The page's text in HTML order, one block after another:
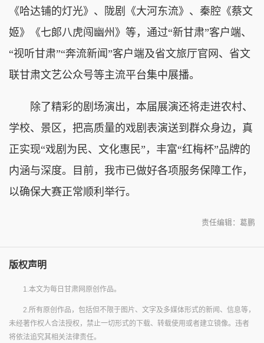
《哈达铺的灯光》、陇剧《大河东流》、秦腔《蔡文
姬》《七郞八虎闯幽州》等，通过“新甘肃”客户端、
“视听甘肃”“奔流新闻”客户端及省文旅厅官网、省文
联甘肃文艺公众号等主流平台集中展播。
除了精彩的剧场演出，本届展演还将走进农村、
学校、景区，把高质量的戏剧表演送到群众身边，真
正实现“戏剧为民、文化惠民”，丰富“红梅杯”品牌的
内涵与深度。目前，我市已做好各项服务保障工作，
以确保大赛正常顺利举行。
责任编辑：葛鹏
版权声明
1.本文为每日甘肃网原创作品。
2.所有原创作品，包括但不限于图片、文字及多媒体形式的新闻、信息等，
未经著作权人合法授权，禁止一切形式的下载、转载使用或者建立镜像。违者
将依法追究其相关法律责任。